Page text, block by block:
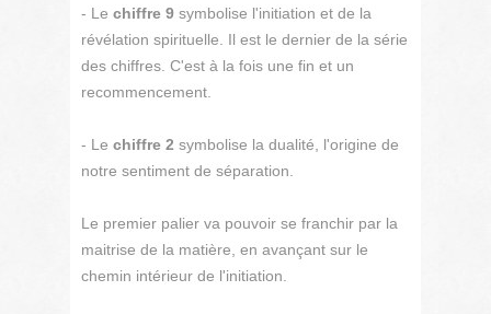
- Le chiffre 9 symbolise l'initiation et de la
révélation spirituelle. Il est le dernier de la série
des chiffres. C'est à la fois une fin et un
recommencement.
- Le chiffre 2 symbolise la dualité, l'origine de
notre sentiment de séparation.
Le premier palier va pouvoir se franchir par la
maitrise de la matière, en avançant sur le
chemin intérieur de l'initiation.